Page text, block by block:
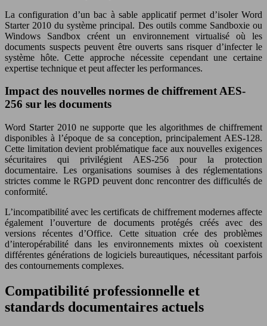
La configuration d’un bac à sable applicatif permet d’isoler Word
Starter 2010 du système principal. Des outils comme Sandboxie ou
Windows Sandbox créent un environnement virtualisé où les
documents suspects peuvent être ouverts sans risquer d’infecter le
système hôte. Cette approche nécessite cependant une certaine
expertise technique et peut affecter les performances.
Impact des nouvelles normes de chiffrement AES-
256 sur les documents
Word Starter 2010 ne supporte que les algorithmes de chiffrement
disponibles à l’époque de sa conception, principalement AES-128.
Cette limitation devient problématique face aux nouvelles exigences
sécuritaires qui privilégient AES-256 pour la protection
documentaire. Les organisations soumises à des réglementations
strictes comme le RGPD peuvent donc rencontrer des difficultés de
conformité.
L’incompatibilité avec les certificats de chiffrement modernes affecte
également l’ouverture de documents protégés créés avec des
versions récentes d’Office. Cette situation crée des problèmes
d’interopérabilité dans les environnements mixtes où coexistent
différentes générations de logiciels bureautiques, nécessitant parfois
des contournements complexes.
Compatibilité professionnelle et
standards documentaires actuels